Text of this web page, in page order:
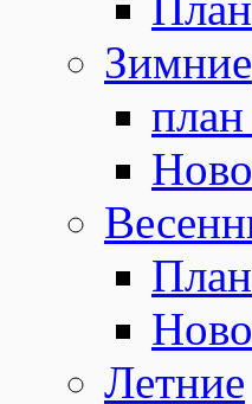
Зимние
Летние